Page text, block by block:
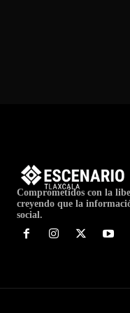
Comprometidos con la
creyendo que la
social.